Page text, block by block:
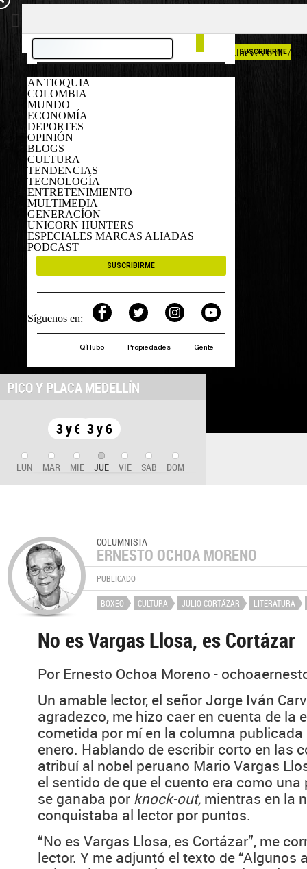
ANTIOQUIA
COLOMBIA
MUNDO
ECONOMÍA
DEPORTES
OPINIÓN
BLOGS
CULTURA
TENDENCIAS
TECNOLOGÍA
ENTRETENIMIENTO
MULTIMEDIA
GENERACÍON
UNICORN HUNTERS
ESPECIALES MARCAS ALIADAS
PODCAST
SUSCRIBIRME
Síguenos en:
Q´Hubo Propiedades Gente
Jueves 6 de
SUSCRIBIRME
PICO Y PLACA MEDELLÍN
3 y 6 3 y 6
LUN MAR MIE JUE VIE SAB DOM
COLUMNISTA
ERNESTO OCHOA MORENO
PUBLICADO
BOXEO CULTURA JULIO CORTÁZAR LITERATURA
No es Vargas Llosa, es Cortázar
Por Ernesto Ochoa Moreno -
Un amable lector, el señor Jorge Iván
agradezco, me hizo caer en cuenta de la
cometida por mí en la columna
enero. Hablando de escribir corto en las
atribuí al nobel peruano Mario Vargas
el sentido de que el cuento era como una
se ganaba por knock-out, mientras en la
conquistaba al lector por puntos.
“No es Vargas Llosa, es Cortázar”, me
lector. Y me adjuntó el texto de “Algunos